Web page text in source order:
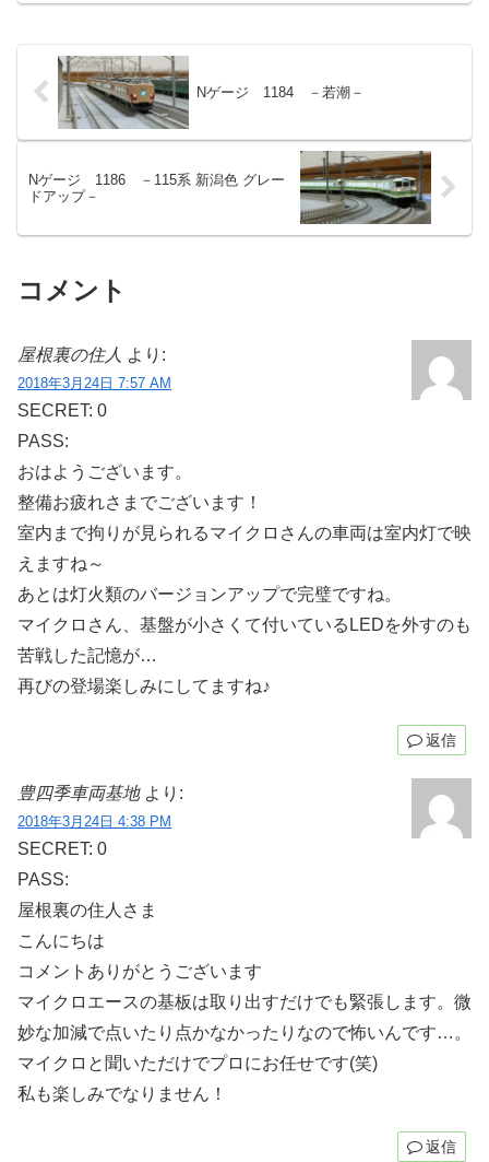
Nゲージ 1184 －若潮－
Nゲージ 1186 －115系 新潟色 グレー
ドアップ－
コメント
屋根裏の住人 より:
2018年3月24日 7:57 AM
SECRET: 0
PASS:
おはようございます。
整備お疲れさまでございます！
室内まで拘りが見られるマイクロさんの車両は室内灯で映
えますね～
あとは灯火類のバージョンアップで完璧ですね。
マイクロさん、基盤が小さくて付いているLEDを外すのも
苦戦した記憶が…
再びの登場楽しみにしてますね♪
返信
豊四季車両基地 より:
2018年3月24日 4:38 PM
SECRET: 0
PASS:
屋根裏の住人さま
こんにちは
コメントありがとうございます
マイクロエースの基板は取り出すだけでも緊張します。微
妙な加減で点いたり点かなかったりなので怖いんです…。
マイクロと聞いただけでプロにお任せです(笑)
私も楽しみでなりません！
返信